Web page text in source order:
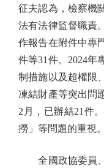
征夫認為，檢察機
法有法律監督職責
作報告在附件中專
件等31件。2024年
制措施以及超權限
凍結財產等突出問
2月，已辦結21件
撈」等問題的重視。
全國政協委員、